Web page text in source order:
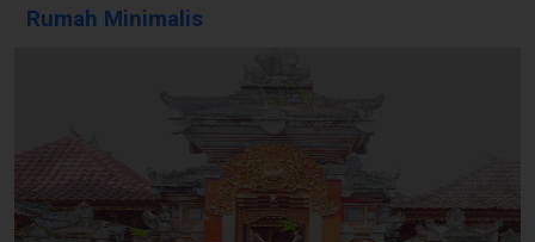
Rumah Minimalis